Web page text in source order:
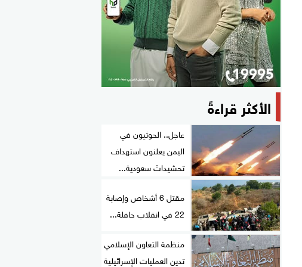
الأكثر قراءةً
عاجل.. الحوثيون في
اليمن يعلنون استهداف
تحشيداتَ سعودية...
مقتل 6 أشخاص وإصابة
22 في انقلاب حافلة...
منظمة التعاون الإسلامي
تدين العمليات الإسرائيلية